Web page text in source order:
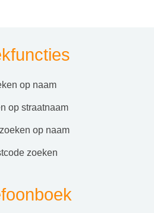
op naam
op straatnaam
zoeken op naam
zoeken